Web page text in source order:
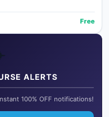
Free
ALERTS
100% OFF notifications!